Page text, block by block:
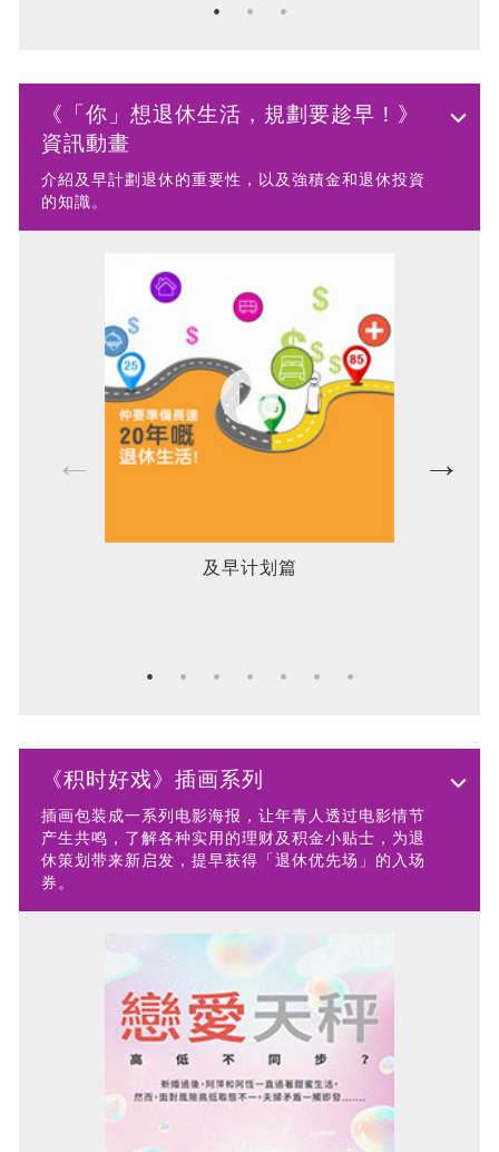
《「你」想退休生活，規劃要趁早！》
資訊動畫
介紹及早計劃退休的重要性，以及強積金和退休投資
的知識。
及早计划篇
《积时好戏》插画系列
插画包装成一系列电影海报，让年青人透过电影情节
产生共鸣，了解各种实用的理财及积金小贴士，为退
休策划带来新启发，提早获得「退休优先场」的入场
券。